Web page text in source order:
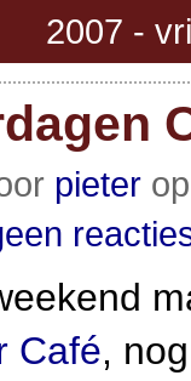
2007 -
pieter
Café,